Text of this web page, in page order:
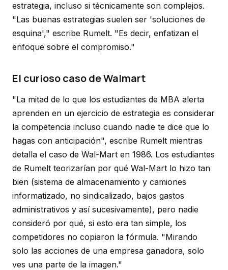
estrategia, incluso si técnicamente son complejos.
"Las buenas estrategias suelen ser 'soluciones de
esquina'," escribe Rumelt. "Es decir, enfatizan el
enfoque sobre el compromiso."
El curioso caso de Walmart
"La mitad de lo que los estudiantes de MBA alerta
aprenden en un ejercicio de estrategia es considerar
la competencia incluso cuando nadie te dice que lo
hagas con anticipación", escribe Rumelt mientras
detalla el caso de Wal-Mart en 1986. Los estudiantes
de Rumelt teorizarían por qué Wal-Mart lo hizo tan
bien (sistema de almacenamiento y camiones
informatizado, no sindicalizado, bajos gastos
administrativos y así sucesivamente), pero nadie
consideró por qué, si esto era tan simple, los
competidores no copiaron la fórmula. "Mirando
solo las acciones de una empresa ganadora, solo
ves una parte de la imagen."